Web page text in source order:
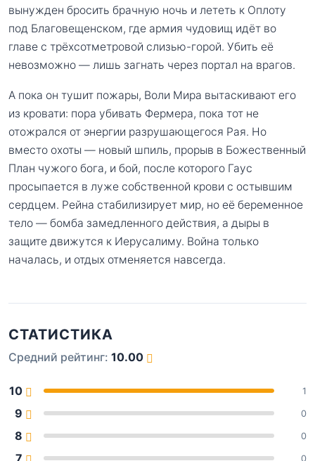
вынужден бросить брачную ночь и лететь к Оплоту
под Благовещенском, где армия чудовищ идёт во
главе с трёхсотметровой слизью-горой. Убить её
невозможно — лишь загнать через портал на врагов.
А пока он тушит пожары, Воли Мира вытаскивают его
из кровати: пора убивать Фермера, пока тот не
отожрался от энергии разрушающегося Рая. Но
вместо охоты — новый шпиль, прорыв в Божественный
План чужого бога, и бой, после которого Гаус
просыпается в луже собственной крови с остывшим
сердцем. Рейна стабилизирует мир, но её беременное
тело — бомба замедленного действия, а дыры в
защите движутся к Иерусалиму. Война только
началась, и отдых отменяется навсегда.
СТАТИСТИКА
Средний рейтинг: 10.00
10 1
9 0
8 0
0